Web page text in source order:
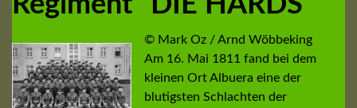
© Mark Oz / Arnd Wöbbeking
Am 16. Mai 1811 fand bei dem
kleinen Ort Albuera eine der
blutigsten Schlachten der